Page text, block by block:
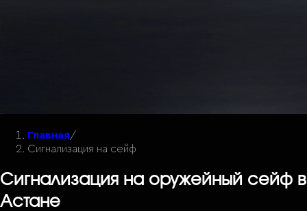
Главная/
Сигнализация на сейф
Сигнализация на оружейный сейф в
Астане